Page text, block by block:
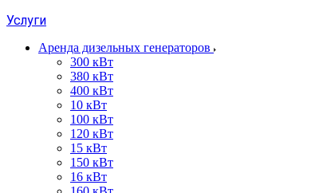
Услуги
Аренда дизельных генераторов
300 кВт
380 кВт
400 кВт
10 кВт
100 кВт
120 кВт
15 кВт
150 кВт
16 кВт